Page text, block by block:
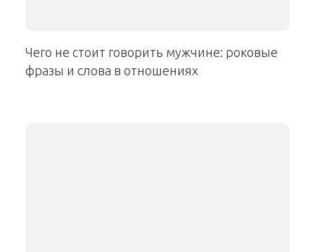
Чего не стоит говорить мужчине: роковые
фразы и слова в отношениях